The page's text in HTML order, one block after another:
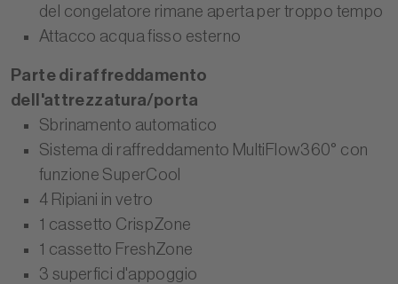
del congelatore rimane aperta per troppo tempo
Attacco acqua fisso esterno
Parte di raffreddamento
dell'attrezzatura/porta
Sbrinamento automatico
Sistema di raffreddamento MultiFlow360° con
funzione SuperCool
4 Ripiani in vetro
1 cassetto CrispZone
1 cassetto FreshZone
3 superfici d'appoggio